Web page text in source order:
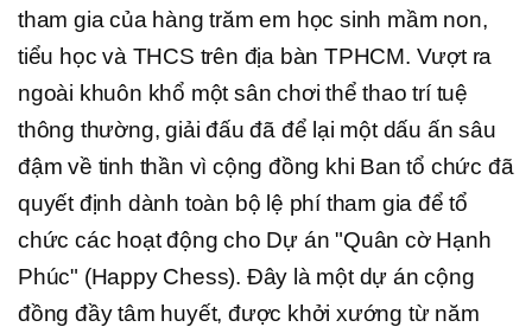
tham gia của hàng trăm em học sinh mầm non,
tiểu học và THCS trên địa bàn TPHCM. Vượt ra
ngoài khuôn khổ một sân chơi thể thao trí tuệ
thông thường, giải đấu đã để lại một dấu ấn sâu
đậm về tinh thần vì cộng đồng khi Ban tổ chức đã
quyết định dành toàn bộ lệ phí tham gia để tổ
chức các hoạt động cho Dự án "Quân cờ Hạnh
Phúc" (Happy Chess). Đây là một dự án cộng
đồng đầy tâm huyết, được khởi xướng từ năm